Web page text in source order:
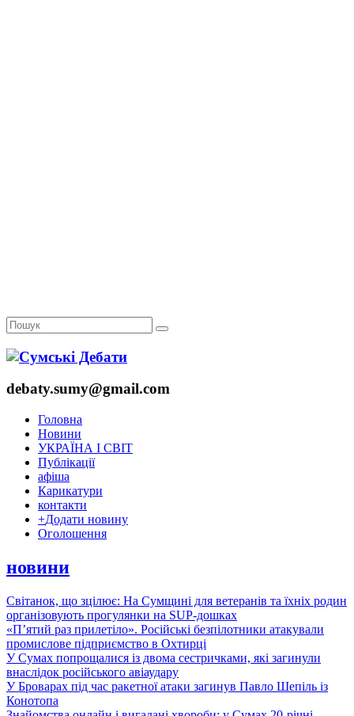
debaty.sumy@gmail.com
Головна
Новини
УКРАЇНА І СВІТ
Публікації
афіша
Карикатури
контакти
+Додати новину
Оголошення
новини
Світанок, що зцілює: На Сумщині для ветеранів та їхніх родин
організовують прогулянки на SUP-дошках
«П’ятий раз прилетіло». Російські безпілотники атакували
промислове підприємство в Охтирці
У Сумах попрощалися із двома сестричками, які загинули
внаслідок російського авіаудару
У Броварах під час ракетної атаки загинув Павло Шепіль із
Конотопа